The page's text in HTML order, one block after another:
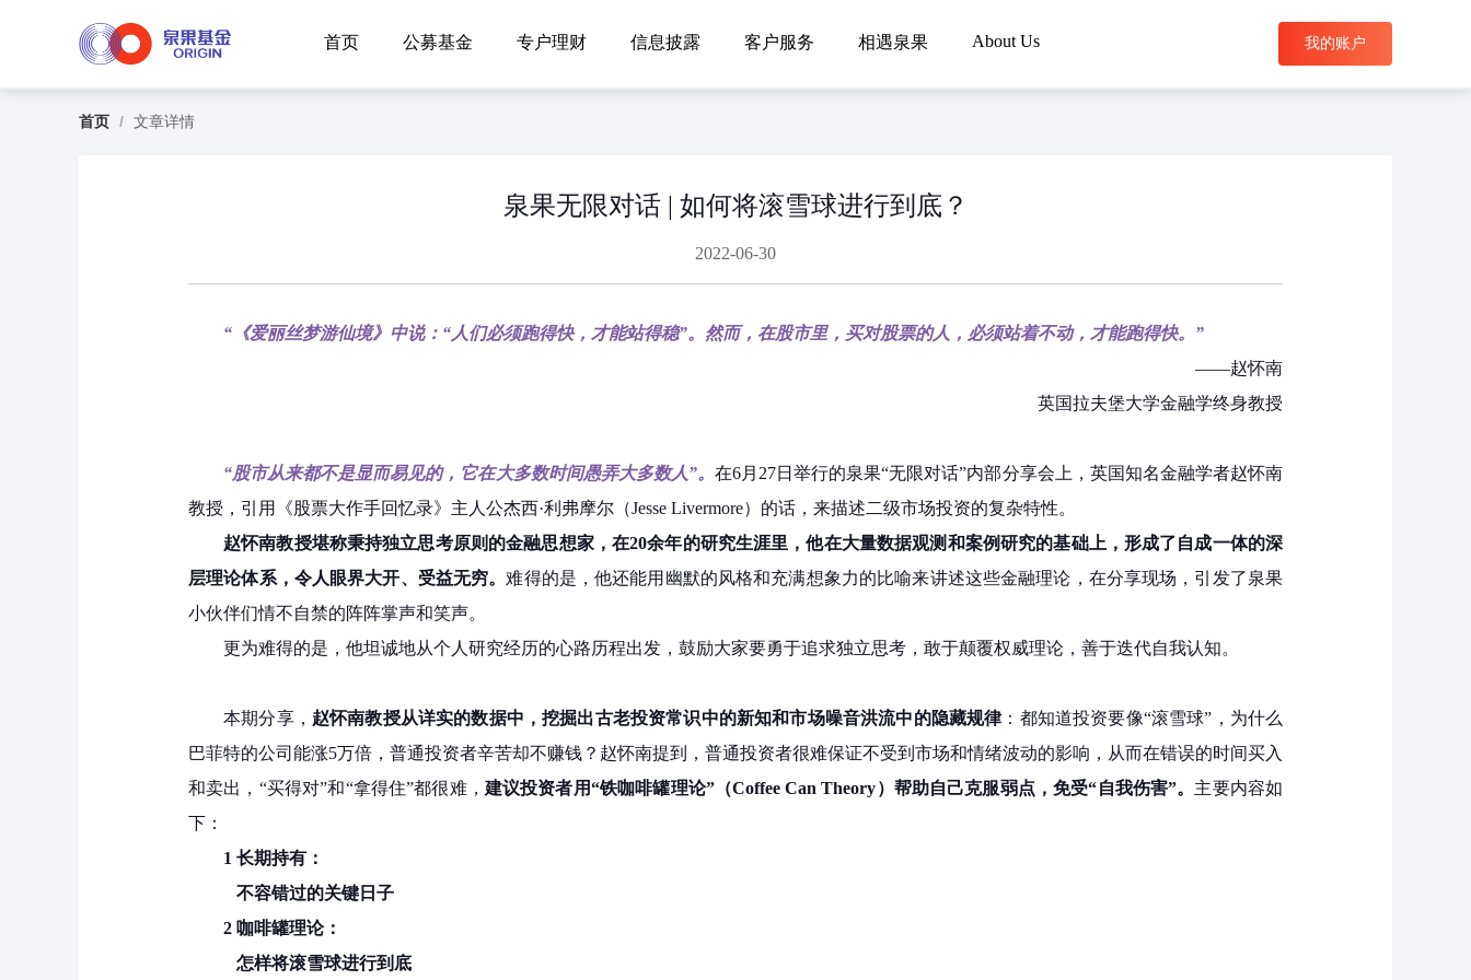
首页 公募基金 专户理财 信息披露 客户服务 相遇泉果 About Us 我的账户
搜索
首页 / 文章详情
泉果无限对话 | 如何将滚雪球进行到底？
2022-06-30
“ 《爱丽丝梦游仙境》中说：“人们必须跑得快，才能站得稳”。然而，在股市里，买对股票的人，必须站着不动，才能跑得快。 ”
——赵怀南
英国拉夫堡大学金融学终身教授
“股市从来都不是显而易见的，它在大多数时间愚弄大多数人”。 在6月27日举行的泉果“无限对话”内部分享会上，英国知名金融学者赵怀南
教授，引用《股票大作手回忆录》主人公杰西·利弗摩尔（Jesse Livermore）的话，来描述二级市场投资的复杂特性。
赵怀南教授堪称秉持独立思考原则的金融思想家，在20余年的研究生涯里，他在大量数据观测和案例研究的基础上，形成了自成一体的深
层理论体系，令人眼界大开、受益无穷。难得的是，他还能用幽默的风格和充满想象力的比喻来讲述这些金融理论，在分享现场，引发了泉果
小伙伴们情不自禁的阵阵掌声和笑声。
更为难得的是，他坦诚地从个人研究经历的心路历程出发，鼓励大家要勇于追求独立思考，敢于颠覆权威理论，善于迭代自我认知。
本期分享， 赵怀南教授从详实的数据中，挖掘出古老投资常识中的新知和市场噪音洪流中的隐藏规律：都知道投资要像“滚雪球”，为什么
巴菲特的公司能涨5万倍，普通投资者辛苦却不赚钱？赵怀南提到，普通投资者很难保证不受到市场和情绪波动的影响，从而在错误的时间买入
和卖出，“买得对”和“拿得住”都很难， 建议投资者用“铁咖啡罐理论”（Coffee Can Theory）帮助自己克服弱点，免受“自我伤害”。 主要内容如
下：
1 长期持有：
不容错过的关键日子
2 咖啡罐理论：
怎样将滚雪球进行到底